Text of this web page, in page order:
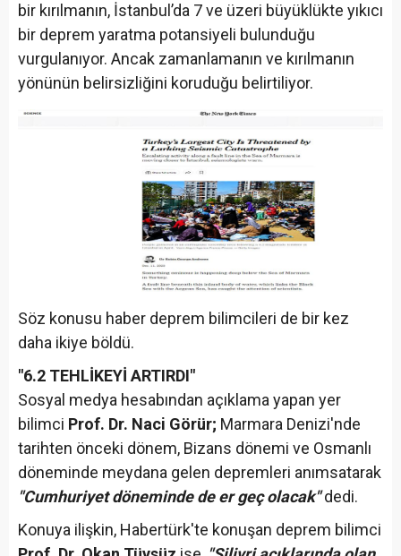
bir kırılmanın, İstanbul’da 7 ve üzeri büyüklükte yıkıcı
bir deprem yaratma potansiyeli bulunduğu
vurgulanıyor. Ancak zamanlamanın ve kırılmanın
yönünün belirsizliğini koruduğu belirtiliyor.
Söz konusu haber deprem bilimcileri de bir kez
daha ikiye böldü.
"6.2 TEHLİKEYİ ARTIRDI"
Sosyal medya hesabından açıklama yapan yer
bilimci Prof. Dr. Naci Görür; Marmara Denizi'nde
tarihten önceki dönem, Bizans dönemi ve Osmanlı
döneminde meydana gelen depremleri anımsatarak
"Cumhuriyet döneminde de er geç olacak"dedi.
Konuya ilişkin, Habertürk'te konuşan deprem bilimci